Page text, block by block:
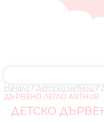
Начало / Детски мебели /
ДЪРВЕНО ЛЕГЛО ARTHUR
ДЕТСКО